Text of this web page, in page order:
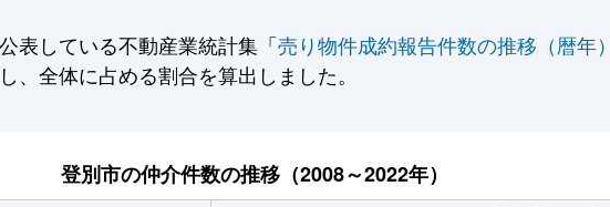
表している不動産業統計集「売り物件成約報告件数の推移（暦年）
全体に占める割合を算出しました。
登別市の仲介件数の推移（2008～2022年）